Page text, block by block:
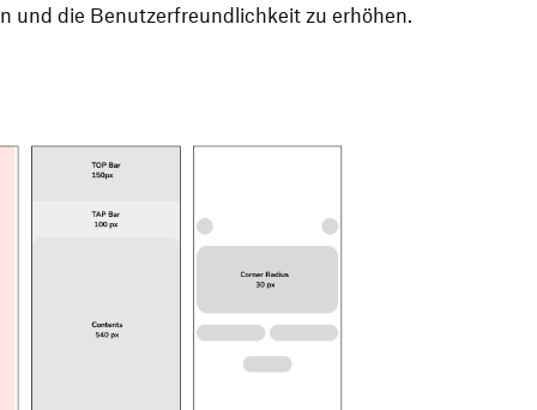
und die Benutzerfreundlichkeit zu erhöhen.